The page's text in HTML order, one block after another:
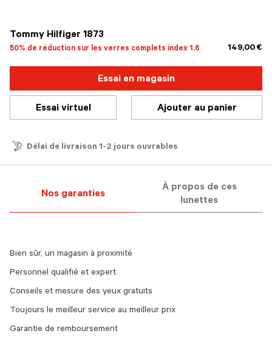
Tommy Hilfiger 1873
50% de réduction sur les verres complets index 1.6 149,00 €
Essai en magasin
Essai virtuel Ajouter au panier
Délai de livraison 1-2 jours ouvrables
Nos garanties
À propos de ces
lunettes
Bien sûr, un magasin à proximité
Personnel qualifié et expert
Conseils et mesure des yeux gratuits
Toujours le meilleur service au meilleur prix
Garantie de remboursement